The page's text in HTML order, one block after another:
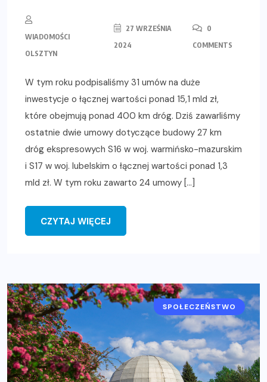
WIADOMOŚCI
OLSZTYN
27 WRZEŚNIA
2024
0
COMMENTS
W tym roku podpisaliśmy 31 umów na duże
inwestycje o łącznej wartości ponad 15,1 mld zł,
które obejmują ponad 400 km dróg. Dziś zawarliśmy
ostatnie dwie umowy dotyczące budowy 27 km
dróg ekspresowych S16 w woj. warmińsko-mazurskim
i S17 w woj. lubelskim o łącznej wartości ponad 1,3
mld zł. W tym roku zawarto 24 umowy […]
CZYTAJ WIĘCEJ
SPOŁECZEŃSTWO